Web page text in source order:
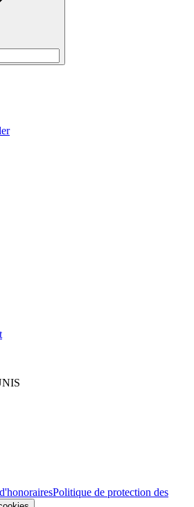
Politique de protection des